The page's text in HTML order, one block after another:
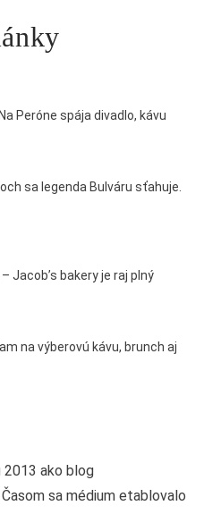
Peróne spája divadlo, kávu
sa legenda Bulváru sťahuje.
Jacob’s bakery je raj plný
na výberovú kávu, brunch aj
2013 ako blog
sa médium etablovalo